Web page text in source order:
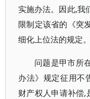
实施办法。因此,我
限制定该省的《突
细化上位法的规定。
问题是甲市所
办法》规定征用不
财产权人申请补偿,